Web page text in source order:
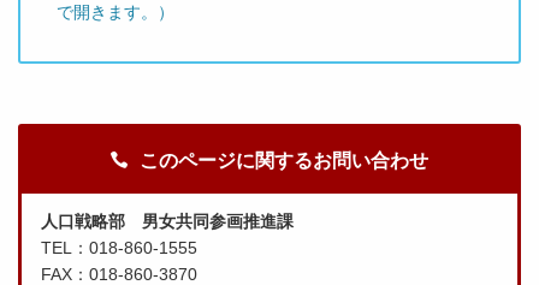
で開きます。）
このページに関するお問い合わせ
人口戦略部 男女共同参画推進課
TEL：018-860-1555
FAX：018-860-3870